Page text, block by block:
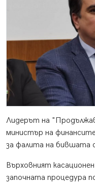
Лидерът на
министър на
за фалита на бившата
Върховният
започната процедура